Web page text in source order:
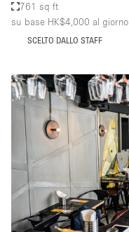
761 sq ft
su base HK$4,000 al giorno
SCELTO DALLO STAFF